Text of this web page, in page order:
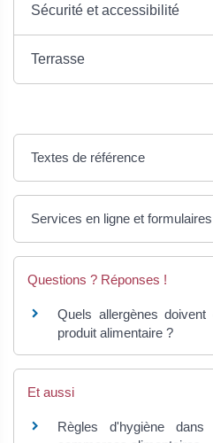
Sécurité et accessibilité
Terrasse
Textes de référence
Services en ligne et formulaires
Questions ? Réponses !
Quels allergènes
produit alimentaire ?
Et aussi
Règles d'hygiène